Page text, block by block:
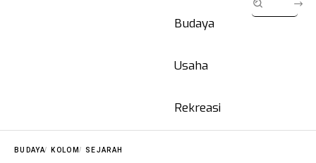
Budaya
Usaha
Rekreasi
BUDAYA KOLOM SEJARAH